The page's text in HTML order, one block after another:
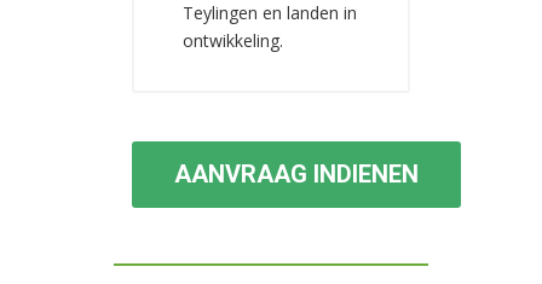
Teylingen en landen in
ontwikkeling.
AANVRAAG INDIENEN